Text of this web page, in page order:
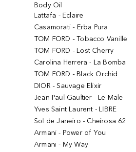
Body Oil
Lattafa - Eclaire
Casamorati - Erba Pura
TOM FORD - Tobacco Vanille
TOM FORD - Lost Cherry
Carolina Herrera - La Bomba
TOM FORD - Black Orchid
DIOR - Sauvage Elixir
Jean Paul Gaultier - Le Male
Yves Saint Laurent - LIBRE
Sol de Janeiro - Cheirosa 62
Armani - Power of You
Armani - My Way